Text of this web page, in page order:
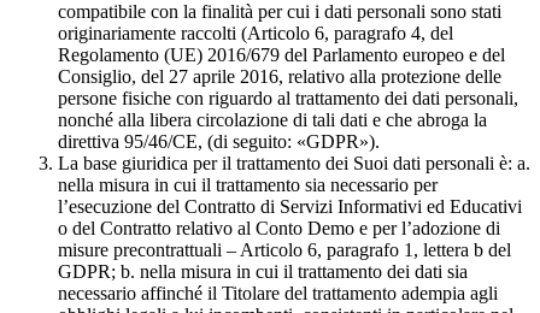
compatibile con la finalità per cui i dati personali sono stati
originariamente raccolti (Articolo 6, paragrafo 4, del
Regolamento (UE) 2016/679 del Parlamento europeo e del
Consiglio, del 27 aprile 2016, relativo alla protezione delle
persone fisiche con riguardo al trattamento dei dati personali,
nonché alla libera circolazione di tali dati e che abroga la
direttiva 95/46/CE, (di seguito: «GDPR»).
La base giuridica per il trattamento dei Suoi dati personali è: a.
nella misura in cui il trattamento sia necessario per
l’esecuzione del Contratto di Servizi Informativi ed Educativi
o del Contratto relativo al Conto Demo e per l’adozione di
misure precontrattuali – Articolo 6, paragrafo 1, lettera b del
GDPR; b. nella misura in cui il trattamento dei dati sia
necessario affinché il Titolare del trattamento adempia agli